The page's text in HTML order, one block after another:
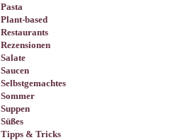
Pasta
Plant-based
Restaurants
Rezensionen
Salate
Saucen
Selbstgemachtes
Sommer
Suppen
Süßes
Tipps & Tricks